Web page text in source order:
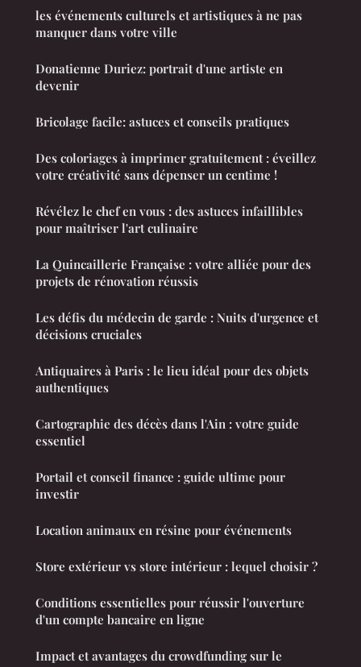
les événements culturels et artistiques à ne pas
manquer dans votre ville
Donatienne Duriez: portrait d'une artiste en
devenir
Bricolage facile: astuces et conseils pratiques
Des coloriages à imprimer gratuitement : éveillez
votre créativité sans dépenser un centime !
Révélez le chef en vous : des astuces infaillibles
pour maîtriser l'art culinaire
La Quincaillerie Française : votre alliée pour des
projets de rénovation réussis
Les défis du médecin de garde : Nuits d'urgence et
décisions cruciales
Antiquaires à Paris : le lieu idéal pour des objets
authentiques
Cartographie des décès dans l'Ain : votre guide
essentiel
Portail et conseil finance : guide ultime pour
investir
Location animaux en résine pour événements
Store extérieur vs store intérieur : lequel choisir ?
Conditions essentielles pour réussir l'ouverture
d'un compte bancaire en ligne
Impact et avantages du crowdfunding sur le